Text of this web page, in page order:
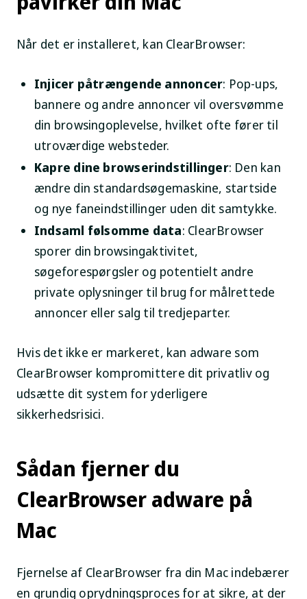
Når det er installeret, kan ClearBrowser:
Injicer påtrængende annoncer: Pop-ups,
bannere og andre annoncer vil oversvømme
din browsingoplevelse, hvilket ofte fører til
utroværdige websteder.
Kapre dine browserindstillinger: Den kan
ændre din standardsøgemaskine, startside
og nye faneindstillinger uden dit samtykke.
Indsaml følsomme data: ClearBrowser
sporer din browsingaktivitet,
søgeforespørgsler og potentielt andre
private oplysninger til brug for målrettede
annoncer eller salg til tredjeparter.
Hvis det ikke er markeret, kan adware som
ClearBrowser kompromittere dit privatliv og
udsætte dit system for yderligere
sikkerhedsrisici.
Sådan fjerner du
ClearBrowser adware på
Mac
Fjernelse af ClearBrowser fra din Mac indebærer
en grundig oprydningsproces for at sikre, at der